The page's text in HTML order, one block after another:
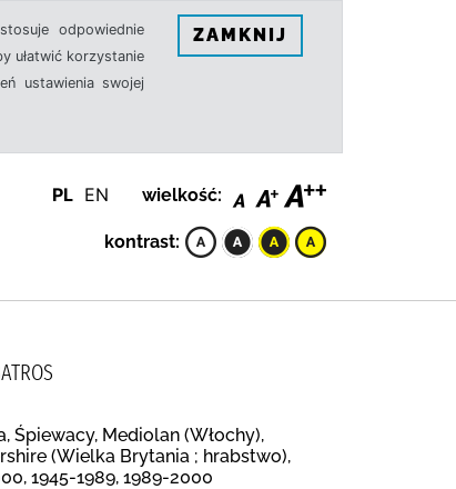
odpowiednie
ułatwić korzystanie
ustawienia swojej
ZAMKNIJ
PL EN wielkość:
kontrast:
Śpiewacy, Mediolan (Włochy),
(Wielka Brytania ; hrabstwo),
1945-1989, 1989-2000